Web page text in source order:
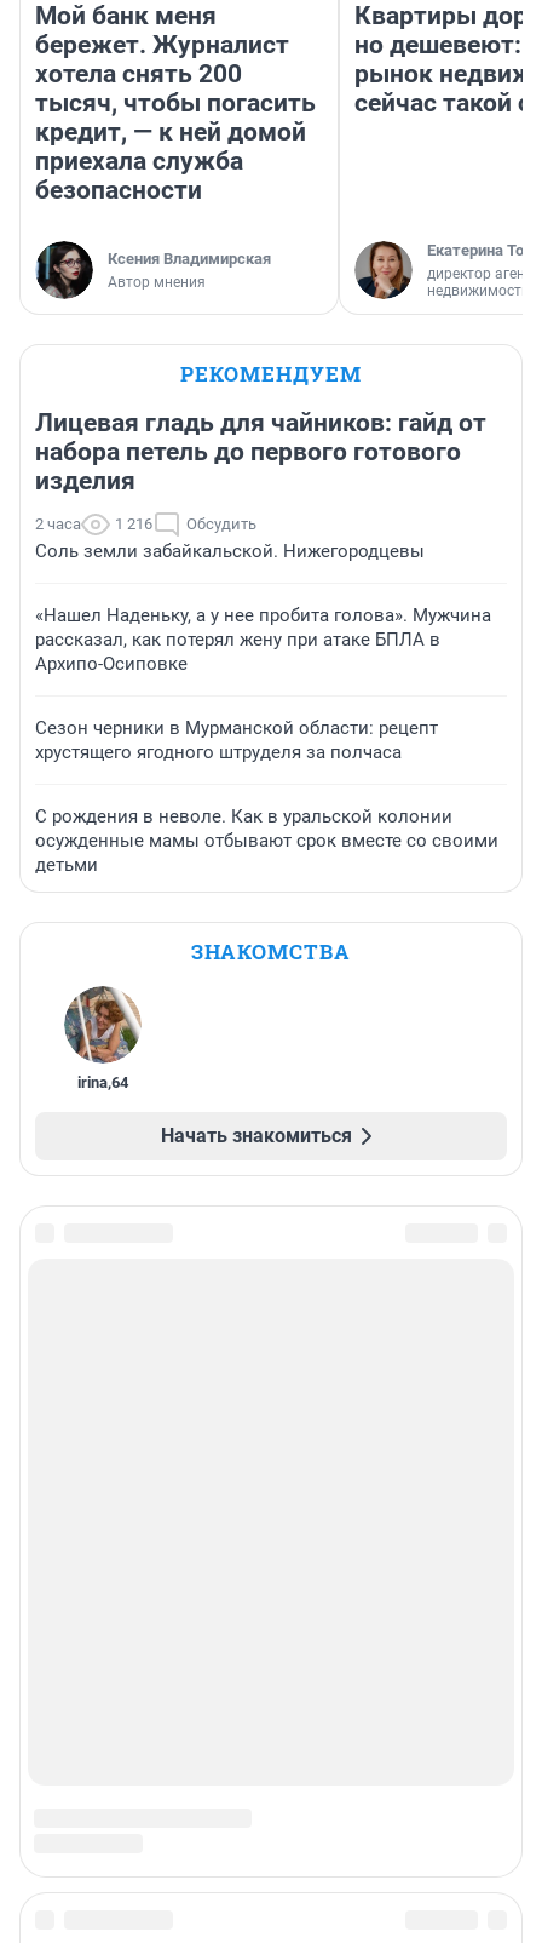
Мой банк меня
бережет. Журналист
хотела снять 200
тысяч, чтобы погасить
кредит, — к ней домой
приехала служба
безопасности
Ксения Владимирская
Автор мнения
Квартиры
но дешевеют:
рынок
сейчас такой
Екатерина
директор
недвижимости
РЕКОМЕНДУЕМ
Лицевая гладь для чайников: гайд от
набора петель до первого готового
изделия
2 часа 1 216 Обсудить
Соль земли забайкальской. Нижегородцевы
«Нашел Наденьку, а у нее пробита голова». Мужчина
рассказал, как потерял жену при атаке БПЛА в
Архипо-Осиповке
Сезон черники в Мурманской области: рецепт
хрустящего ягодного штруделя за полчаса
С рождения в неволе. Как в уральской колонии
осужденные мамы отбывают срок вместе со своими
детьми
ЗНАКОМСТВА
irina,64
Начать знакомиться